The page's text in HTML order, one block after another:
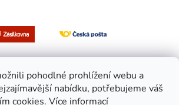
pohodlné prohlížení webu a
nabídku, potřebujeme váš
cookies. Více informací